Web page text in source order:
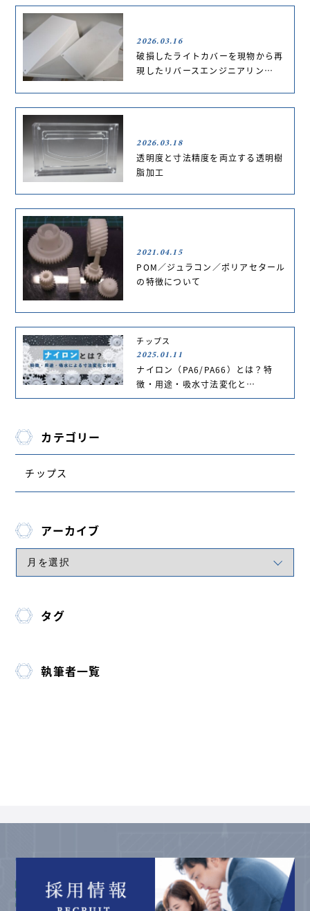
2026.03.16
破損したライトカバーを現物から再
現したリバースエンジニアリン…
2026.03.18
透明度と寸法精度を両立する透明樹
脂加工
2021.04.15
POM／ジュラコン／ポリアセタール
の特徴について
チップス
2025.01.11
ナイロン（PA6/PA66）とは？特
徴・用途・吸水寸法変化と…
カテゴリー
チップス
アーカイブ
タグ
執筆者一覧